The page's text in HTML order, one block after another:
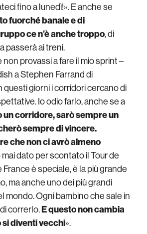
fino a lunedì!». E anche se
fuorché banale e di
ce n’è anche troppo, di
passerà ai treni.
non provassi a fare il mio sprint –
a Stephen Farrand di
questi giorni i corridori cercano di
Io odio farlo, anche se a
un corridore, sarò sempre un
sempre di vincere.
che non ci avrò almeno
mai dato per scontato il Tour de
France è speciale, è la più grande
ma anche uno dei più grandi
mondo. Ogni bambino che sale in
correrlo.E questo non cambia
diventi vecchi».